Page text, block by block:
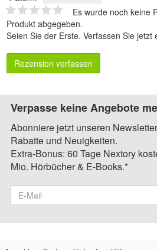
Es wurde noch keine
Produkt abgegeben.
Seien Sie der Erste. Verfassen Sie jetzt
Rezension verfassen
Verpasse keine Angebote
Abonniere jetzt unseren
Rabatte und Neuigkeiten.
Extra-Bonus: 60 Tage Nextory
Mio. Hörbücher & E-Books.*